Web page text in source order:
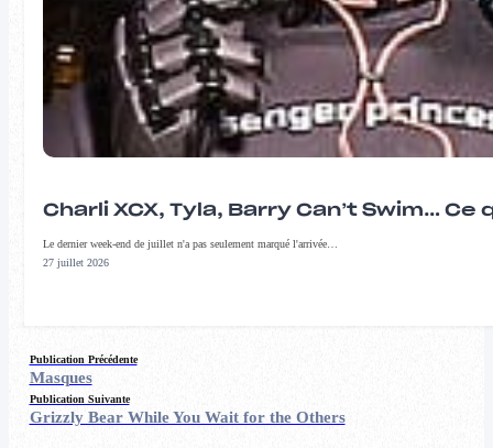
Charli XCX, Tyla, Barry Can’t Swim…
Le dernier week-end de juillet n'a pas seulement marqué l'arrivée…
27 juillet 2026
Publication Précédente
Masques
Publication Suivante
Grizzly Bear While You Wait for the Others